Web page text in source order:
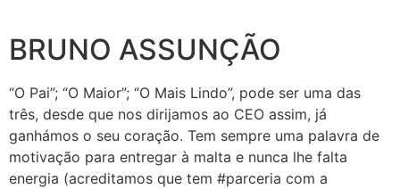
BRUNO ASSUNÇÃO
“O Pai”; “O Maior”; “O Mais Lindo”, pode ser uma das
três, desde que nos dirijamos ao CEO assim, já
ganhámos o seu coração. Tem sempre uma palavra de
motivação para entregar à malta e nunca lhe falta
energia (acreditamos que tem #parceria com a